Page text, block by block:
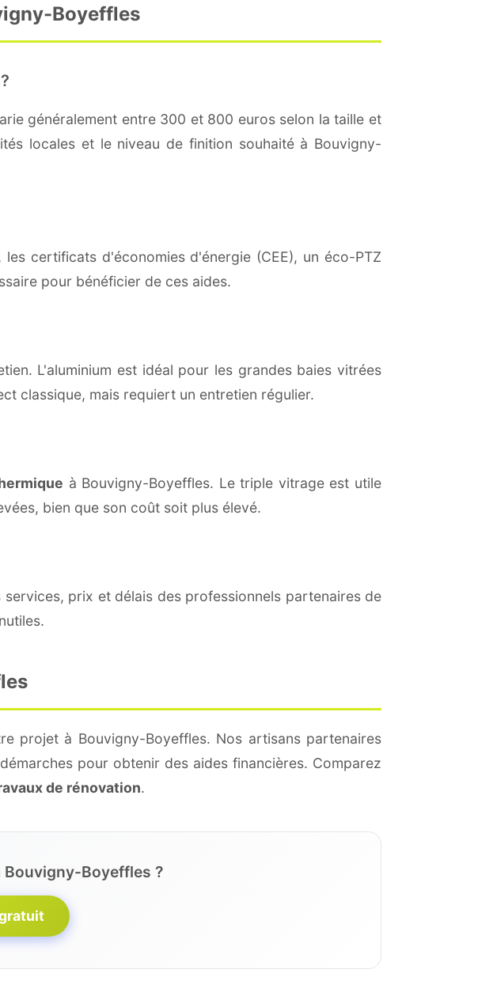
Boyeffles
généralement entre 300 et 800 euros selon la taille et
locales et le niveau de finition souhaité à Bouvigny-
, les certificats d'économies d'énergie (CEE), un éco-PTZ
pour bénéficier de ces aides.
L'aluminium est idéal pour les grandes baies vitrées
classique, mais requiert un entretien régulier.
à Bouvigny-Boyeffles. Le triple vitrage est utile
bien que son coût soit plus élevé.
prix et délais des professionnels partenaires de
projet à Bouvigny-Boyeffles. Nos artisans partenaires
pour obtenir des aides financières. Comparez
de rénovation.
Boyeffles ?